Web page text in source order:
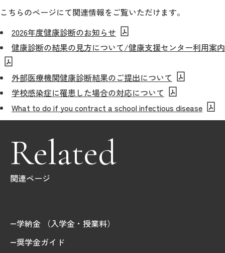
明治学院大学について
研究
学生生活
キャリア
ボランティア
こちらのページにて関連情報をご覧いただけます。
2026年度健康診断のお知らせ
健康診断の結果の見方について/健康支援センター利用案内
外部医療機関健康診断結果のご提出について
学校感染症に罹患した場合の対応について
What to do if you contract a school infectious disease
Related
関連ページ
学納金 （入学金・授業料）
奨学金ガイド